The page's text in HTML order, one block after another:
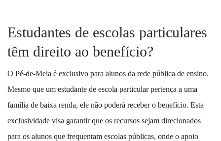
Estudantes de escolas particulares
têm direito ao benefício?
O Pé-de-Meia é exclusivo para alunos da rede pública de ensino.
Mesmo que um estudante de escola particular pertença a uma
família de baixa renda, ele não poderá receber o benefício. Esta
exclusividade visa garantir que os recursos sejam direcionados
para os alunos que frequentam escolas públicas, onde o apoio